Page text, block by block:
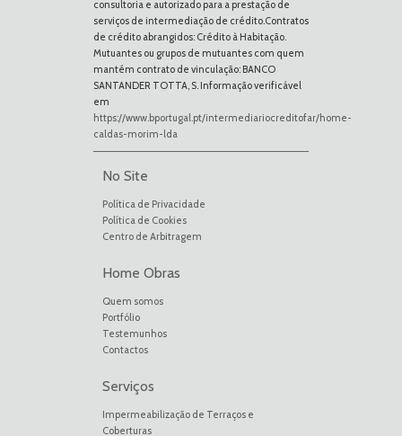
consultoria e autorizado para a prestação de
serviços de intermediação de crédito.Contratos
de crédito abrangidos: Crédito à Habitação.
Mutuantes ou grupos de mutuantes com quem
mantém contrato de vinculação: BANCO
SANTANDER TOTTA, S. Informação verificável
em
https://www.bportugal.pt/intermediariocreditofar/home-
caldas-morim-lda
No Site
Política de Privacidade
Política de Cookies
Centro de Arbitragem
Home Obras
Quem somos
Portfólio
Testemunhos
Contactos
Serviços
Impermeabilização de Terraços e
Coberturas